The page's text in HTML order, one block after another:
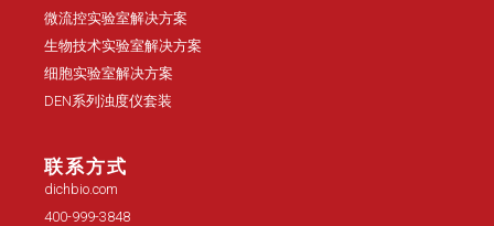
微流控实验室解决方案
生物技术实验室解决方案
细胞实验室解决方案
DEN系列浊度仪套装
联系方式
dichbio.com
400-999-3848